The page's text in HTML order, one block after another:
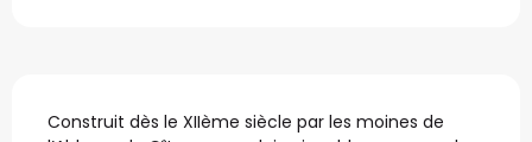
Description
Construit dès le XIIème siècle par les moines de